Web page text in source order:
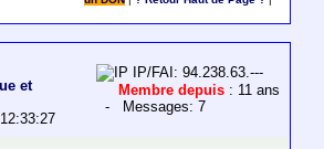
et
IP/FAI: 94.238.63.---
Membre depuis : 11 ans
- Messages: 7